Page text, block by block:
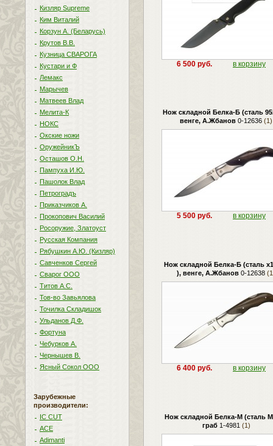
Кизляр Supreme
Ким Виталий
Корзун А. (Беларусь)
Крутов В.В.
Кузница СВАРОГА
Кустари и Ф
Лемакс
Марычев
Матвеев Влад
Мелита-К
НОКС
Окские ножи
ОружейникЪ
Осташов О.Н.
Пампуха И.Ю.
Пашолок Влад
Петроградъ
Приказчиков А.
Прокопович Василий
Росоружие, Златоуст
Русская Компания
Рябушкин А.Ю. (Кизляр)
Савченков Сергей
Сварог ООО
Титов А.С.
Тов-во Завьялова
Точилка Складишок
Ульданов Д.Ф.
Фортуна
Чебурков А.
Чернышев В.
Ясный Сокол ООО
Зарубежные
производители:
IC CUT
ACE
Adimanti
6 500 руб. в корзину
Нож складной Белка-Б (сталь
венге, А.Жбанов 0-12636 (1)
5 500 руб. в корзину
Нож складной Белка-Б (сталь
), венге, А.Жбанов 0-12638
6 400 руб. в корзину
Нож складной Белка-М (сталь
граб1-4981 (1)